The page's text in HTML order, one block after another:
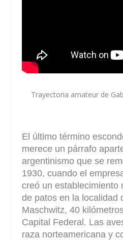
Trayectoria amateur de
El último término
merece un párrafo
argentinismo que se
1930, cuando el
creó un establecimiento
de patos en la localidad
Maschwitz, 40
Capital Federal. Las
raza norteamericana y